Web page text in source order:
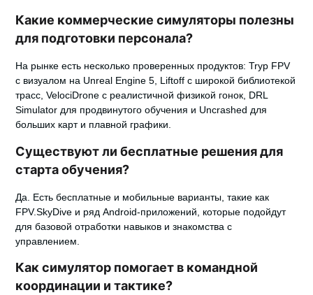
Какие коммерческие симуляторы полезны
для подготовки персонала?
На рынке есть несколько проверенных продуктов: Tryp FPV
с визуалом на Unreal Engine 5, Liftoff с широкой библиотекой
трасс, VelociDrone с реалистичной физикой гонок, DRL
Simulator для продвинутого обучения и Uncrashed для
больших карт и плавной графики.
Существуют ли бесплатные решения для
старта обучения?
Да. Есть бесплатные и мобильные варианты, такие как
FPV.SkyDive и ряд Android-приложений, которые подойдут
для базовой отработки навыков и знакомства с
управлением.
Как симулятор помогает в командной
координации и тактике?